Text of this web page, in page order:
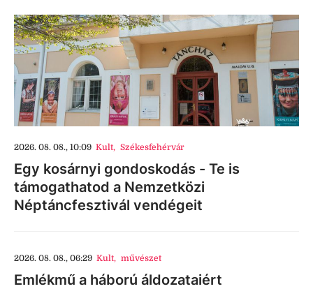
2026. 08. 08., 10:09 Kult, Székesfehérvár
Egy kosárnyi gondoskodás - Te is
támogathatod a Nemzetközi
Néptáncfesztivál vendégeit
2026. 08. 08., 06:29 Kult, művészet
Emlékmű a háború áldozataiért